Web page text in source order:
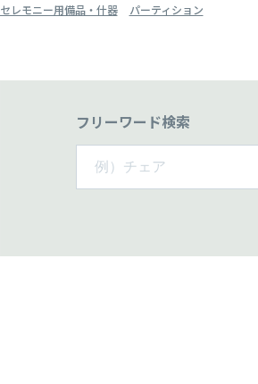
セレモニー用備品・什器 パーティション
フリーワード検索